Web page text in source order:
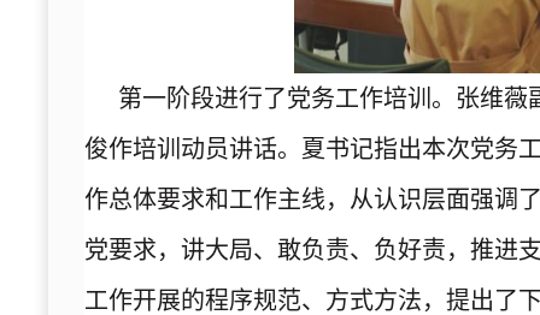
第一阶段进行了党务工作培训。张维
俊作培训动员讲话。夏书记指出本次党务
作总体要求和工作主线，从认识层面强调
党要求，讲大局、敢负责、负好责，推进
工作开展的程序规范、方式方法，提出了